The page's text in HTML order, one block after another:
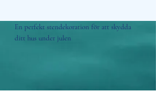
En perfekt stendekoration för att skydda
ditt hus under julen